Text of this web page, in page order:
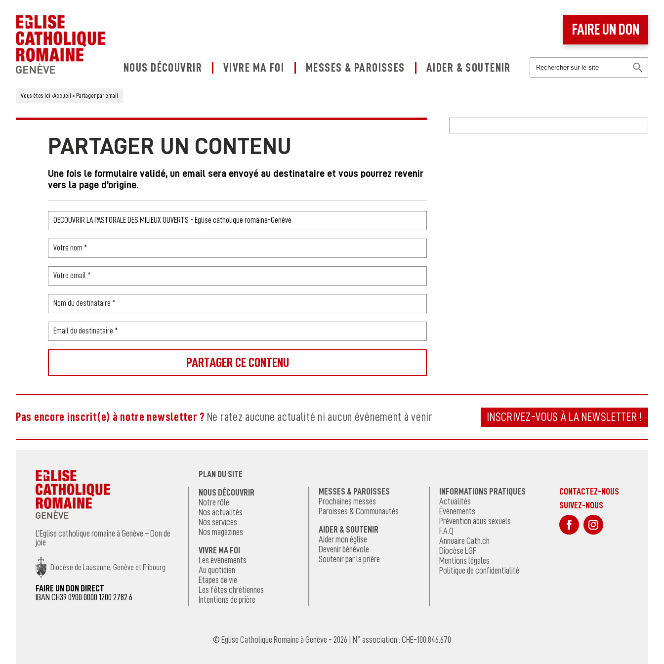
NOUS DÉCOUVRIR VIVRE MA FOI MESSES & PAROISSES AIDER & SOUTENIR
FAIRE UN DON
Vous êtes ici ›Accueil > Partager par email
PARTAGER UN CONTENU
Une fois le formulaire validé, un email sera envoyé au destinataire et vous pourrez revenir
vers la page d’origine.
Pas encore inscrit(e) à notre newsletter ? Ne ratez aucune actualité ni aucun événement à venir INSCRIVEZ-VOUS À LA NEWSLETTER !
L’Eglise catholique romaine à Genève – Don de
joie
Diocèse de Lausanne, Genève et Fribourg
FAIRE UN DON DIRECT
IBAN CH39 0900 0000 1200 2782 6
PLAN DU SITE
NOUS DÉCOUVRIR
Notre rôle
Nos actualités
Nos services
Nos magazines
VIVRE MA FOI
Les événements
Au quotidien
Etapes de vie
Les fêtes chrétiennes
Intentions de prière
MESSES & PAROISSES
Prochaines messes
Paroisses & Communautés
AIDER & SOUTENIR
Aider mon église
Devenir bénévole
Soutenir par la prière
INFORMATIONS PRATIQUES
Actualités
Événements
Prévention abus sexuels
F.A.Q
Annuaire Cath.ch
Diocèse LGF
Mentions légales
Politique de confidentialité
CONTACTEZ-NOUS
SUIVEZ-NOUS
sur Facebook
© Eglise Catholique Romaine à Genève - 2026 | N° association : CHE-100.846.670